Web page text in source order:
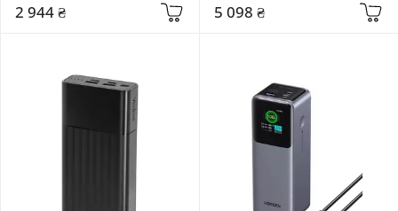
2 944 ₴ 5 098 ₴